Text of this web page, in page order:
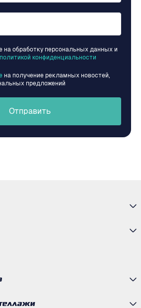
на обработку персональных данных и
политикой конфиденциальности
на получение рекламных новостей,
предложений
Отправить